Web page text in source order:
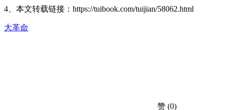
4、本文转载链接：https://tuibook.com/tuijian/58062.html
大革命
赞 (0)